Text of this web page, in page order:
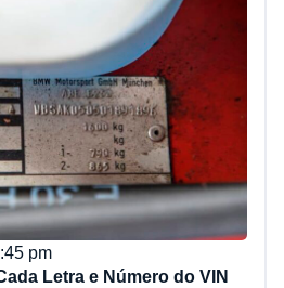
pm
Letra e Número do VIN